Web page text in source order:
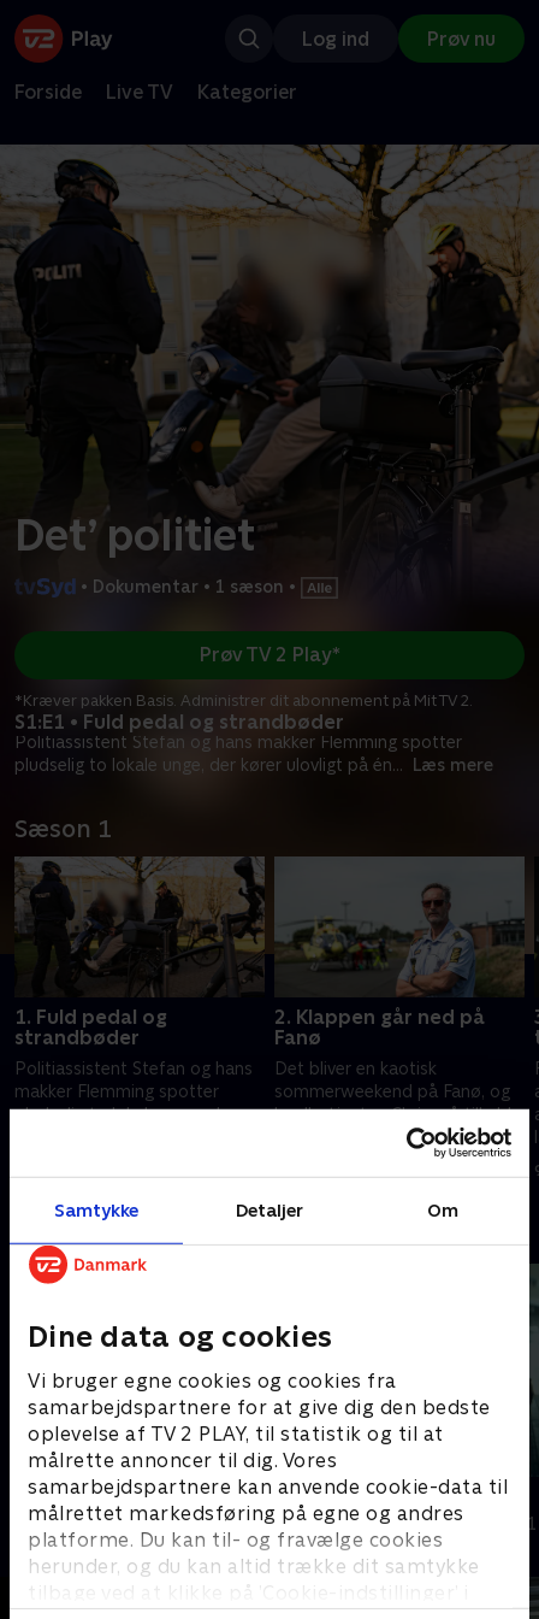
Samtykke Detaljer Om
Dine data og cookies
Vi bruger egne cookies og cookies fra
samarbejdspartnere for at give dig den bedste
oplevelse af TV 2 PLAY, til statistik og til at
målrette annoncer til dig. Vores
samarbejdspartnere kan anvende cookie-data til
målrettet markedsføring på egne og andres
platforme. Du kan til- og fravælge cookies
herunder, og du kan altid trække dit samtykke
tilbage ved at klikke på ’Cookie-indstillinger’ i
Log ind Prøv nu
Forside Live TV Kategorier
Det’ politiet
• Dokumentar • 1 sæson •
S1:E1 • Fuld pedal og strandbøder
Politiassistent Stefan og hans makker Flemming spotter
pludselig to lokale unge, der kører ulovligt på én... Læs mere
Prøv TV 2 Play*
*Kræver pakken Basis. Administrer dit abonnement på Mit TV 2.
Sæson 1
1. Fuld pedal og
strandbøder
Politiassistent Stefan og hans
makker Flemming spotter
pludselig to lokale unge, der
cykel.
2. Klappen går ned på
Fanø
Det bliver en kaotisk
sommerweekend på Fanø, og
landbetjenten Chris må tilkalde
en lægehelikopter, da færgen
til fastlandet går i stykker midt
i højsæsonen.
Politiet tæt på
Dokumentar • 3 sæsoner
Razzia
Dokumentar •